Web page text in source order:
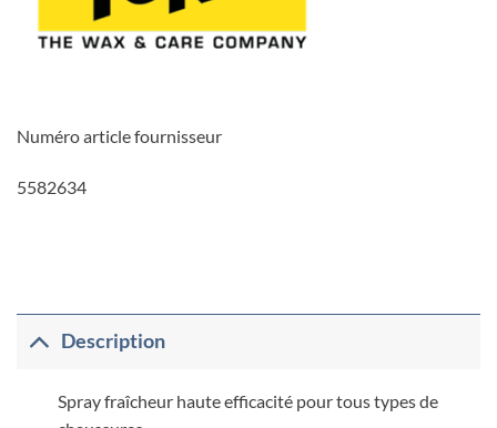
Numéro article fournisseur
5582634
Description
Spray fraîcheur haute efficacité pour tous types de